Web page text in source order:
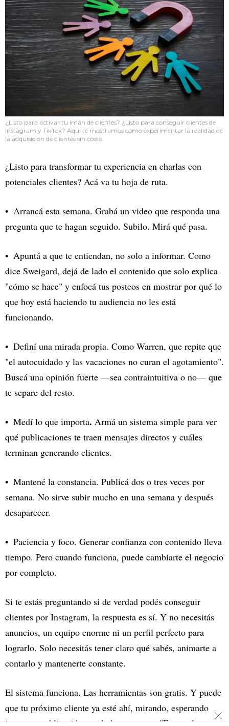
¿Listo para activar tu imán de clientes? ¿Listo para conseguir clientes de
Instagram y TikTok? Aquí te mostramos cómo experimentar la realidad de
la adquisición de clientes sin costo.
¿Listo para transformar tu experiencia en charlas con
potenciales clientes? Acá va tu hoja de ruta.
Arrancá esta semana. Grabá un video que responda una
pregunta que te hagan seguido. Subilo. Mirá qué pasa.
Apuntá a que te entiendan, no solo a informar. Como
dice Sweigard, dejá de lado el contenido que solo explica
"cómo se hace" y enfocá tus posteos en mostrar por qué lo
que hoy está haciendo tu audiencia no les está
funcionando.
Definí una mirada propia. Como Warren, que repite que
"el autocuidado y las vacaciones no curan el agotamiento".
Buscá una opinión fuerte —sea contraintuitiva o no— que
te separe del resto.
Medí lo que importa. Armá un sistema simple para ver
qué publicaciones te traen mensajes directos y cuáles
terminan generando clientes.
Mantené la constancia. Publicá dos o tres veces por
semana. No sirve subir mucho en una semana y después
desaparecer.
Paciencia y foco. Generar confianza con contenido lleva
tiempo. Pero cuando funciona, puede cambiarte el negocio
por completo.
Si te estás preguntando si de verdad podés conseguir
clientes por Instagram, la respuesta es sí. Y no necesitás
anuncios, un equipo enorme ni un perfil perfecto para
lograrlo. Solo necesitás tener claro qué sabés, animarte a
contarlo y mantenerte constante.
El sistema funciona. Las herramientas son gratis. Y puede
que tu próximo cliente ya esté ahí, mirando, esperando
justo esa publicación que le haga pensar: "Es esta la